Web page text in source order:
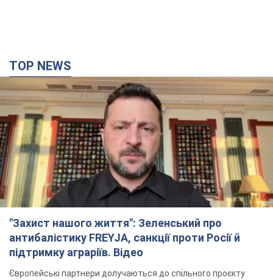
TOP NEWS
"Захист нашого життя": Зеленський про
антибалістику FREYJA, санкції проти Росії й
підтримку аграріїв. Відео
Європейські партнери долучаються до спільного проєкту